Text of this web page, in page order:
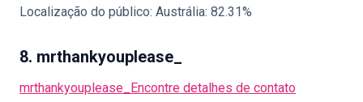
Localização do público: Austrália: 82.31%
8. mrthankyouplease_
mrthankyouplease_ Encontre detalhes de contato